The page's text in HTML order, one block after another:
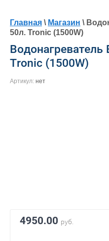
Главная \ Магазин \
50л. Tronic (1500W)
Водонагреватель
Tronic (1500W)
Артикул: нет
4950.00 руб.